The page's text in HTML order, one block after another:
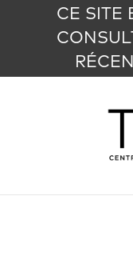
CE SITE